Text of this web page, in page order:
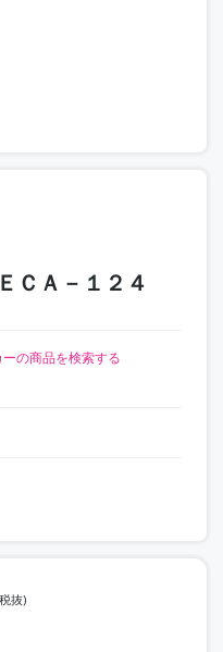
ＣＡ－１２４
の商品を検索する
抜)